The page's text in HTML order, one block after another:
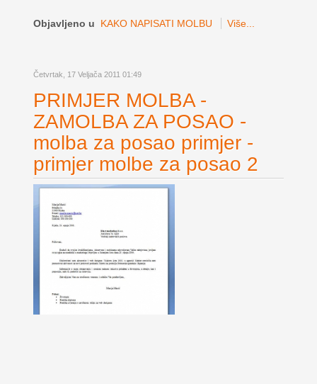
Objavljeno u KAKO NAPISATI MOLBU Više...
Četvrtak, 17 Veljača 2011 01:49
PRIMJER MOLBA -
ZAMOLBA ZA POSAO -
molba za posao primjer -
primjer molbe za posao 2